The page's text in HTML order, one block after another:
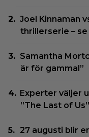
Joel Kinnaman
thrillerserie –
Samantha
är för gammal”
Experter väljer
”The Last of
27 augusti blir